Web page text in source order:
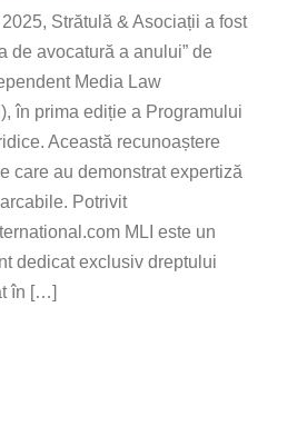
Strătulă & Asociații a fost
de avocatură a anului” de
Media Law
în prima ediție a Programului
Această recunoaștere
care au demonstrat expertiză
Potrivit
MLI este un
dedicat exclusiv dreptului
în […]